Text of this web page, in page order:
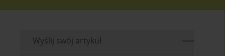
Wyślij swój artykuł